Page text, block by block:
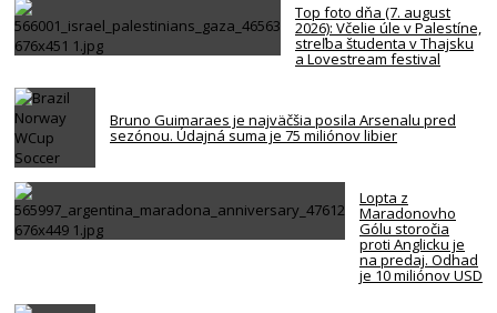
Top foto dňa (7. august
2026): Včelie úle v Palestíne,
streľba študenta v Thajsku
a Lovestream festival
Bruno Guimaraes je najväčšia posila Arsenalu pred
sezónou. Údajná suma je 75 miliónov libier
Lopta z
Maradonovho
Gólu storočia
proti Anglicku je
na predaj. Odhad
je 10 miliónov USD